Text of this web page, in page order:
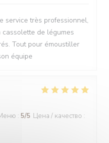
service très professionnel,
de légumes
Tout pour émoustiller
équipe
: 5/5 Цена / качество :